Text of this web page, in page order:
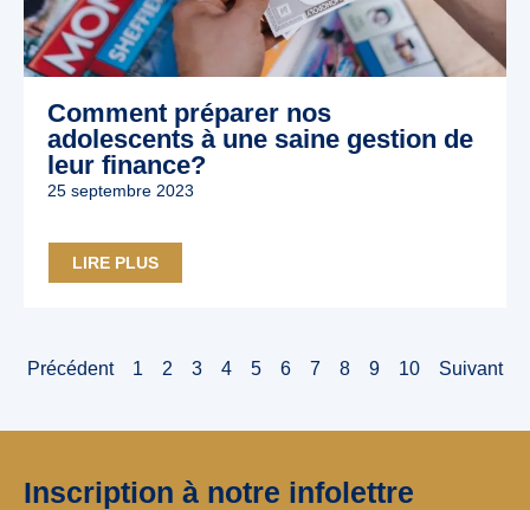
Comment préparer nos
adolescents à une saine gestion de
leur finance?
25 septembre 2023
LIRE PLUS
Précédent 1 2 3 4 5 6 7 8 9 10 Suivant
Inscription à notre infolettre